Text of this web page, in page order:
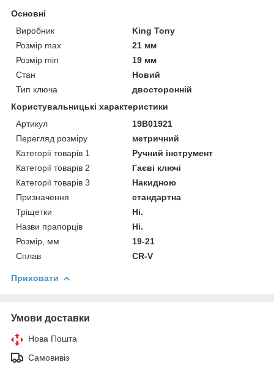
Основні
Виробник
King Tony
Розмір max
21 мм
Розмір min
19 мм
Стан
Новий
Тип ключа
двосторонній
Користувальницькі характеристики
Артикул
19B01921
Перегляд розміру
метричний
Категорії товарів 1
Ручний інструмент
Категорії товарів 2
Гаєві ключі
Категорії товарів 3
Накидною
Призначення
стандартна
Тріщетки
Ні.
Назви прапорців
Ні.
Розмір, мм
19-21
Сплав
CR-V
Приховати
Умови доставки
Нова Пошта
Самовивіз